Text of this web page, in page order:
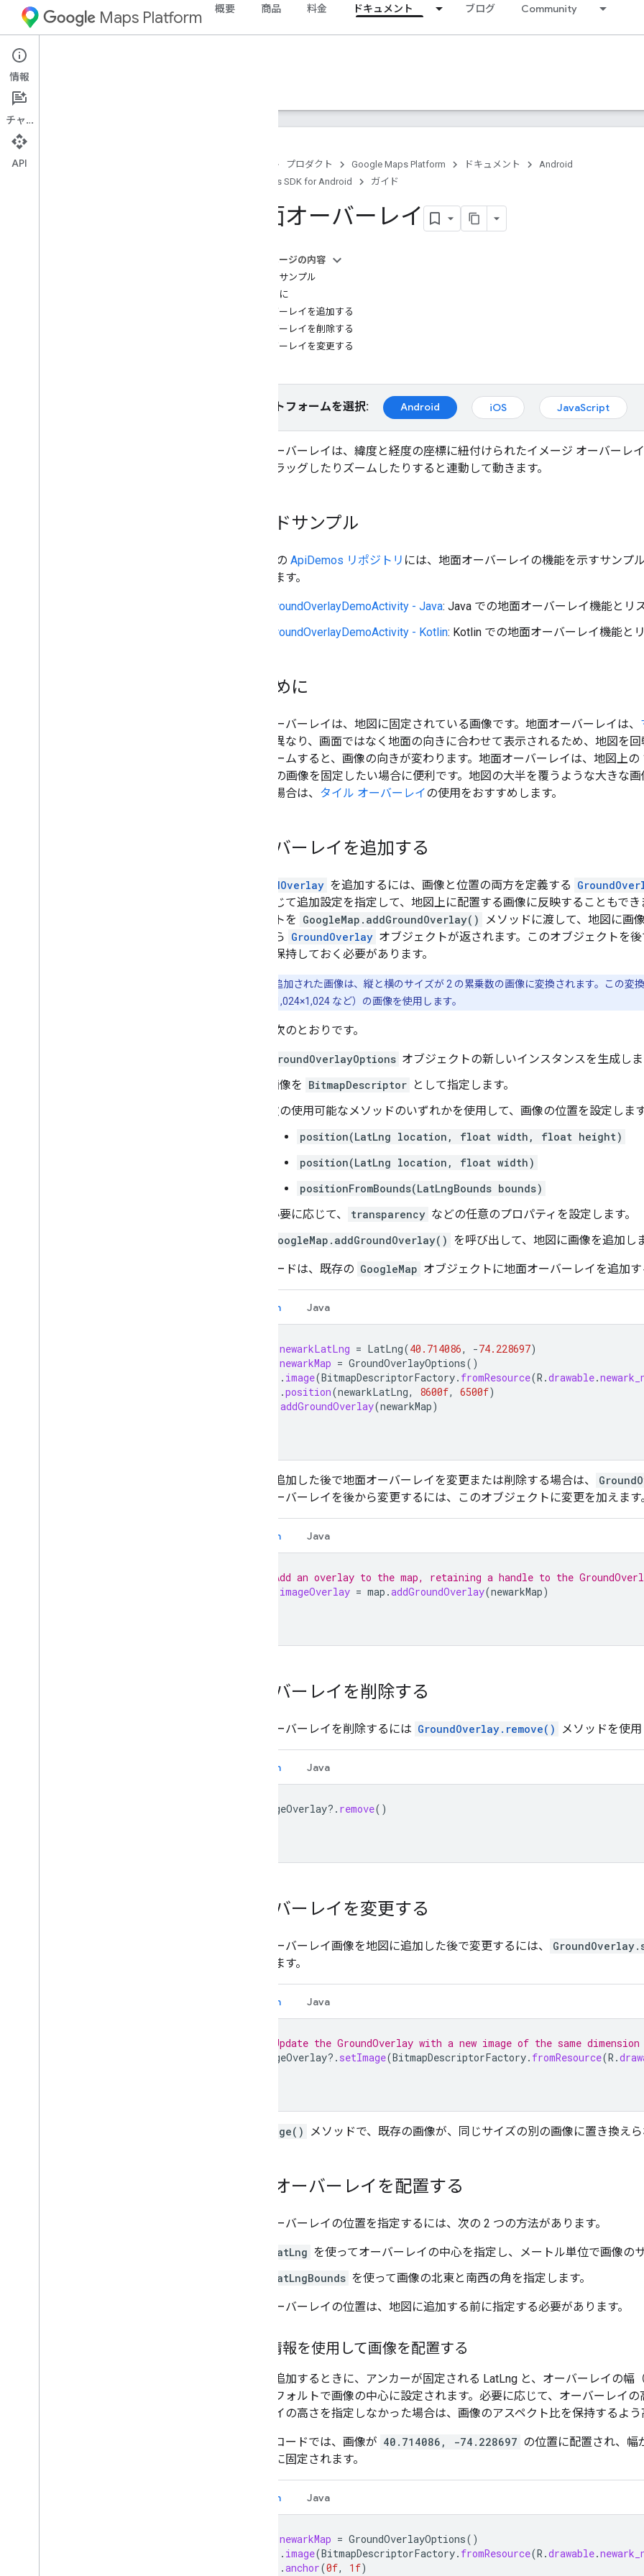
Maps Platform 概要 商品 料金 ドキュメント ブログ Community
Android
ガイド
プロダクト Google Maps Platform ドキュメント
Android
Maps SDK for Android
ガイド
地面オーバーレイ
このページの内容
コードサンプル
はじめに
オーバーレイを追加する
オーバーレイを削除する
オーバーレイを変更する
プラットフォームを選択: Android iOS JavaScript
地面オーバーレイは、緯度と経度の座標に紐付けられたイメージ オーバーレ
図をドラッグしたりズームしたりすると連動して動きます。
コードサンプル
GitHub の ApiDemos リポジトリ には、地面オーバーレイの機能を示すサンプ
れています。
GroundOverlayDemoActivity - Java: Java での地面オーバーレイ機能とリ
GroundOverlayDemoActivity - Kotlin: Kotlin での地面オーバーレイ機能と
はじめに
地面オーバーレイは、地図に固定されている画像です。地面オーバーレイは、
とは異なり、画面ではなく地面の向きに合わせて表示されるため、地図を
斜、ズームすると、画像の向きが変わります。地面オーバーレイは、地図上の
に 1 枚の画像を固定したい場合に便利です。地図の大半を覆うような大きな
加する場合は、 タイル オーバーレイの使用をおすすめします。
オーバーレイを追加する
GroundOverlay を追加するには、画像と位置の両方を定義する
要に応じて追加設定を指定して、地図上に配置する画像に反映することもで
ジェクトを GoogleMap.addGroundOverlay()
メソッドに渡して、地図に画
ッドから GroundOverlay オブジェクトが返されます。このオブジェクトを
参照を保持しておく必要があります。
地図に追加された画像は、縦と横のサイズが 2 の累乗数の画像に変換されます。この変
（128×512 や 1,024×1,024 など）の画像を使用します。
手順は次のとおりです。
GroundOverlayOptions オブジェクトの新しいインスタンスを生成し
画像を BitmapDescriptor として指定します。
次の使用可能なメソッドのいずれかを使用して、画像の位置を設定しま
position(LatLng location, float width, float height)
position(LatLng location, float width)
positionFromBounds(LatLngBounds bounds)
必要に応じて、
transparency などの任意のプロパティを設定します。
GoogleMap.addGroundOverlay() を呼び出して、地図に画像を追加し
次のコードは、既存の GoogleMap オブジェクトに地面オーバーレイを追加
Kotlin Java
newarkLatLng = LatLng(40.714086, -74.228697)
newarkMap = GroundOverlayOptions()
. image(BitmapDescriptorFactory. fromResource(R .drawable.
.position(newarkLatLng, 8600f, 6500f)
addGroundOverlay(newarkMap)
地図に追加した後で地面オーバーレイを変更または削除する場合は、
地面オーバーレイを後から変更するには、このオブジェクトに変更を加えます
Kotlin Java
// Add an overlay to the map, retaining a handle to the
imageOverlay = map .addGroundOverlay(newarkMap)
オーバーレイを削除する
地面オーバーレイを削除するには GroundOverlay.remove() メソッドを使
Kotlin Java
imageOverlay?. remove()
オーバーレイを変更する
地面オーバーレイ画像を地図に追加した後で変更するには、
使用します。
Kotlin Java
// Update the GroundOverlay with a new image of the same dimension
imageOverlay?. setImage(BitmapDescriptorFactory. fromResource(R .
setImage() メソッドで、既存の画像が、同じサイズの別の画像に置き換え
地面オーバーレイを配置する
地面オーバーレイの位置を指定するには、次の 2 つの方法があります。
LatLng を使ってオーバーレイの中心を指定し、メートル単位で画像の
LatLngBounds を使って画像の北東と南西の角を指定します。
地面オーバーレイの位置は、地図に追加する前に指定する必要があります。
位置情報を使用して画像を配置する
画像を追加するときに、アンカーが固定される LatLng と、オーバーレイの幅
は、デフォルトで画像の中心に設定されます。必要に応じて、オーバーレイ
バーレイの高さを指定しなかった場合は、画像のアスペクト比を保持するよ
以下のコードでは、画像が 40.714086, -74.228697 の位置に配置され、幅
は左下に固定されます。
Kotlin Java
newarkMap = GroundOverlayOptions()
. image(BitmapDescriptorFactory. fromResource(R .drawable.
.anchor(0f, 1f)
情報
チャット
API